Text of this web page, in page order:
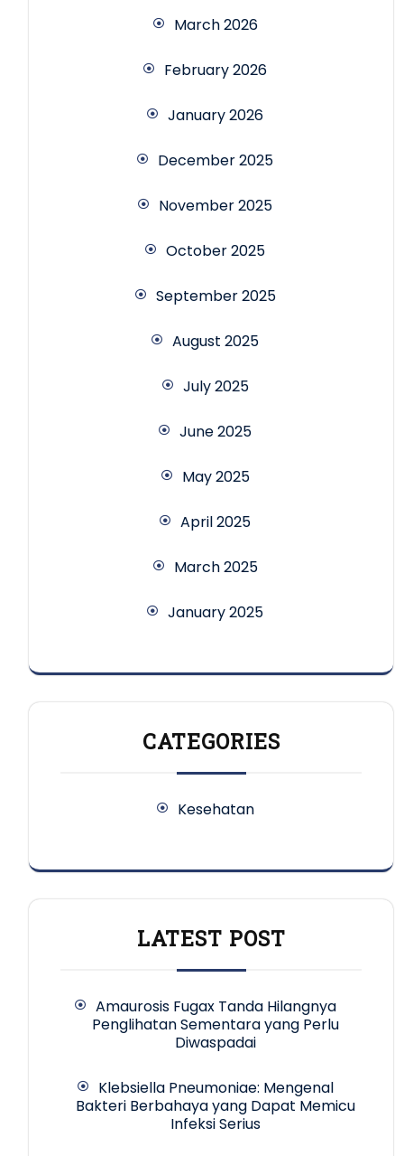
March 2026
February 2026
January 2026
December 2025
November 2025
October 2025
September 2025
August 2025
July 2025
June 2025
May 2025
April 2025
March 2025
January 2025
CATEGORIES
Kesehatan
LATEST POST
Amaurosis Fugax Tanda Hilangnya
Penglihatan Sementara yang Perlu
Diwaspadai
Klebsiella Pneumoniae: Mengenal
Bakteri Berbahaya yang Dapat Memicu
Infeksi Serius